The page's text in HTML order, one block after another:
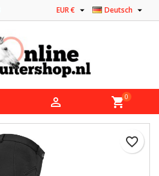
Deutsch 
EUR € 
 shopping_cart0
favorite_border